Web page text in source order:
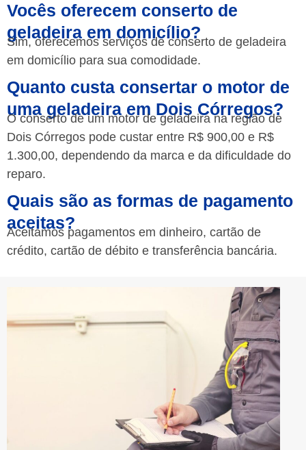
Vocês oferecem conserto de
geladeira em domicílio?
Sim, oferecemos serviços de conserto de geladeira
em domicílio para sua comodidade.
Quanto custa consertar o motor de
uma geladeira em Dois Córregos?
O conserto de um motor de geladeira na região de
Dois Córregos pode custar entre R$ 900,00 e R$
1.300,00, dependendo da marca e da dificuldade do
reparo.
Quais são as formas de pagamento
aceitas?
Aceitamos pagamentos em dinheiro, cartão de
crédito, cartão de débito e transferência bancária.